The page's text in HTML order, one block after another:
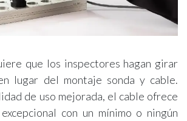
que los inspectores hagan girar
lugar del montaje sonda y cable.
de uso mejorada, el cable ofrece
con un mínimo o ningún